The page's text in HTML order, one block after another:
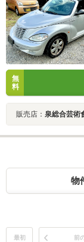
無
料
販売店： 泉総合芸術
物
最初 前